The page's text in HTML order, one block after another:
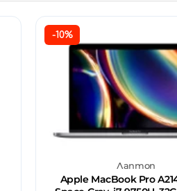
-10%
Лаптоп
Apple MacBook Pro